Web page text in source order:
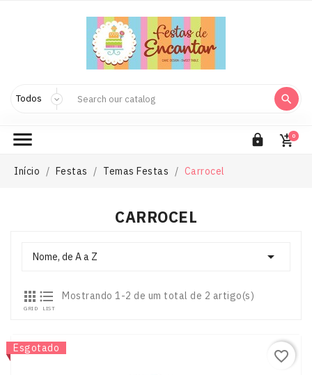

  0
Início Festas Temas Festas Carrocel
CARROCEL
Nome, de A a Z 

GRID

LIST
Mostrando 1-2 de um total de 2 artigo(s)
Novo
Esgotado favorite_border